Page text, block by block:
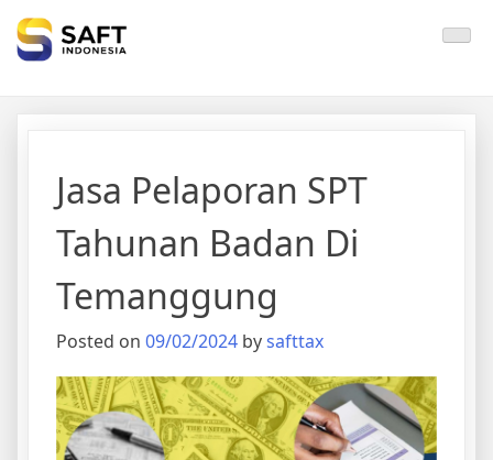
Solisi Perjakan Anda
Jasa Pelaporan SPT
Tahunan Badan Di
Temanggung
Posted on 09/02/2024 bysafttax